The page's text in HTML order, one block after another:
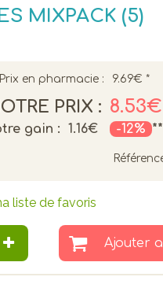
MIXPACK (5)
Prix en pharmacie : 9.69€ *
PRIX : 8.53€
gain : 1.16€ -12% **
liste de favoris
Ajouter